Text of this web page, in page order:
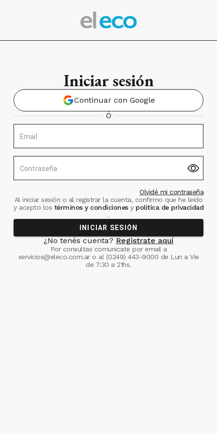
Iniciar sesión
Continuar con Google
Ó
Email
Contraseña
Olvidé mi contraseña
Al iniciar sesión o al registrar la cuenta, confirmo que he leído
y acepto los términos y condiciones ypolítica de privacidad
.
INICIAR SESIÓN
¿No tenés cuenta? Registrate aquí
Por consultas comunicate por email a
servicios@eleco.com.aro al (0249) 443-9000 de Lun a Vie
de 7:30 a 21hs.